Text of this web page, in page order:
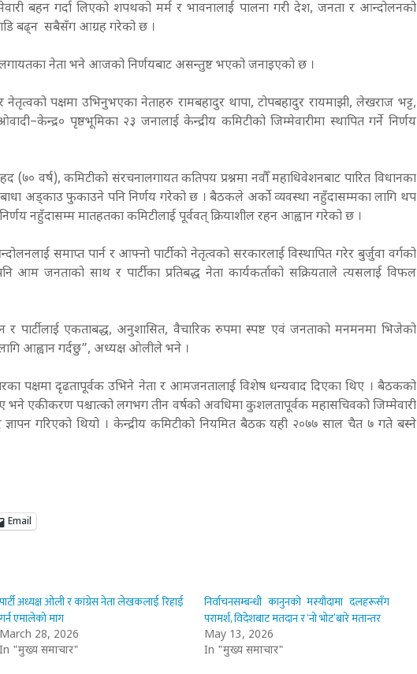
बहन गर्दा लिएको शपथको मर्म र भावनालाई पालना गरी देश, जनता र आन्दोलनको
बढ्न सबैसँग आग्रह गरेको छ ।
नेता भने आजको निर्णयबाट असन्तुष्ट भएको जनाइएको छ ।
पक्षमा उभिनुभएका नेताहरु रामबहादुर थापा, टोपबहादुर रायमाझी, लेखराज भट्ट,
पृष्ठभूमिका २३ जनालाई केन्द्रीय कमिटीको जिम्मेवारीमा स्थापित गर्ने निर्णय
(७० वर्ष), कमिटीको संरचनालगायत कतिपय प्रश्नमा नवौँ महाधिवेशनबाट पारित विधानका
बाधा अड्काउ फुकाउने पनि निर्णय गरेको छ । बैठकले अर्को व्यवस्था नहुँदासम्मका लागि थप
नहुँदासम्म मातहतका कमिटीलाई पूर्ववत् क्रियाशील रहन आह्वान गरेको छ ।
समाप्त पार्न र आफ्नो पार्टीको नेतृत्वको सरकारलाई विस्थापित गरेर बुर्जुवा वर्गको
आम जनताको साथ र पार्टीका प्रतिबद्ध नेता कार्यकर्ताको सक्रियताले त्यसलाई विफल
पार्टीलाई एकताबद्ध, अनुशासित, वैचारिक रुपमा स्पष्ट एवं जनताको मनमनमा भिजेको
लागि आह्वान गर्दछु”, अध्यक्ष ओलीले भने ।
पक्षमा दृढतापूर्वक उभिने नेता र आमजनतालाई विशेष धन्यवाद दिएका थिए । बैठकको
एकीकरण पश्चात्को लगभग तीन वर्षको अवधिमा कुशलतापूर्वक महासचिवको जिम्मेवारी
ज्ञापन गरिएको थियो । केन्द्रीय कमिटीको नियमित बैठक यही २०७७ साल चैत ७ गते बस्ने
Email
पार्टी अध्यक्ष ओली र कांग्रेस नेता लेखकलाई रिहाई
गर्न एमालेको माग
March 28, 2026
In "मुख्य समाचार"
निर्वाचनसम्बन्धी कानुनको मस्यौदामा दलहरूसँग
परामर्श, विदेशबाट मतदान र ‘नो भोट’बारे मतान्तर
May 13, 2026
In "मुख्य समाचार"